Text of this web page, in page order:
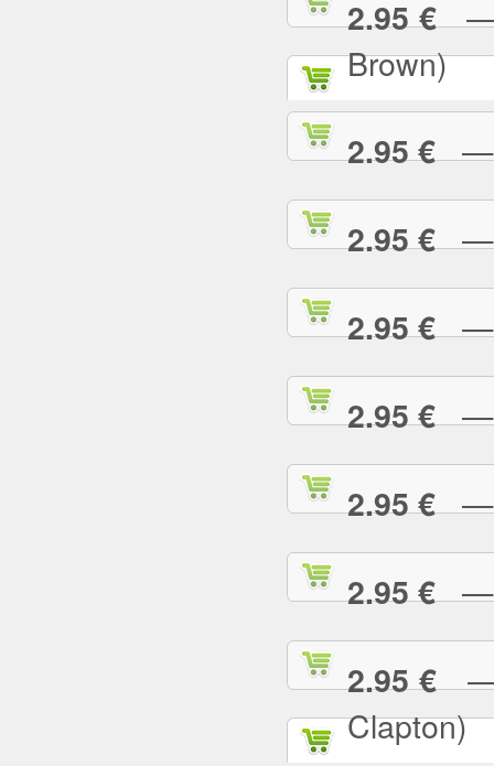
2.95 €—
Brown)
2.95 €—
2.95 €—
2.95 €—
2.95 €—
2.95 €—
2.95 €—
2.95 €—
Clapton)